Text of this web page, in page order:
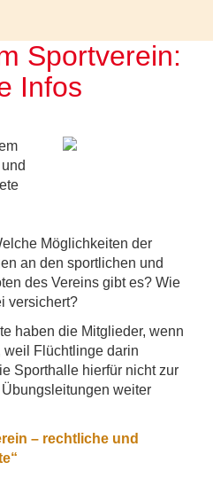
Sportverein:
Infos
Möglichkeiten der
an den sportlichen und
des Vereins gibt es? Wie
versichert?
haben die Mitglieder, wenn
weil Flüchtlinge darin
Sporthalle hierfür nicht zur
weiter
– rechtliche und